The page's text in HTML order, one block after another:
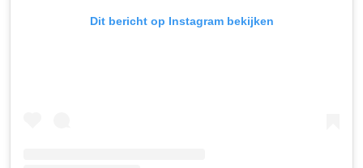
Dit bericht op Instagram bekijken